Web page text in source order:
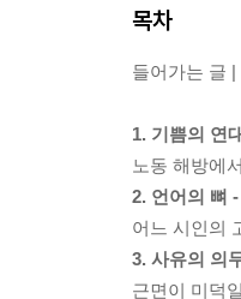
목차
들어가는 글 |
1. 기쁨의 연
노동 해방에
2. 언어의 뼈
어느 시인의
3. 사유의 의
근면이 미덕